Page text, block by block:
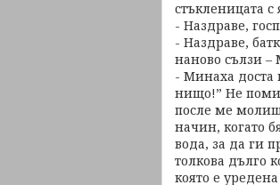
стъкленицата с
- Наздраве,
- Наздраве,
наново сълзи
- Минаха доста
нищо!” Не
после ме
начин, когато
вода, за да ги
толкова дълго
която е